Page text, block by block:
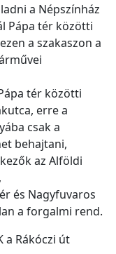
a Népszínház
Pápa tér közötti
a szakaszon a
tér közötti
erre a
csak a
behajtani,
az Alföldi
és Nagyfuvaros
a forgalmi rend.
a Rákóczi út